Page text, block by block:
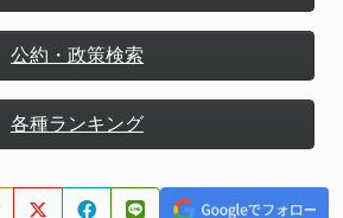
公約・政策検索
各種ランキング